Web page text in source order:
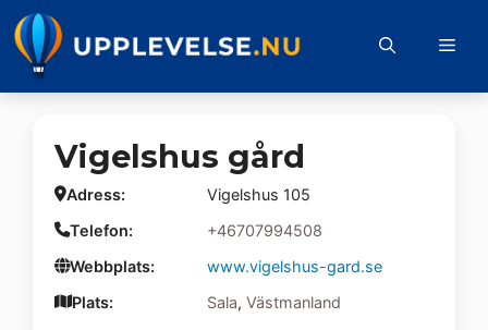
Hoppa
till
innehåll
Vigelshus gård
Adress:
Vigelshus 105
Telefon:
+46707994508
Webbplats:
www.vigelshus-gard.se
Plats:
Sala, Västmanland